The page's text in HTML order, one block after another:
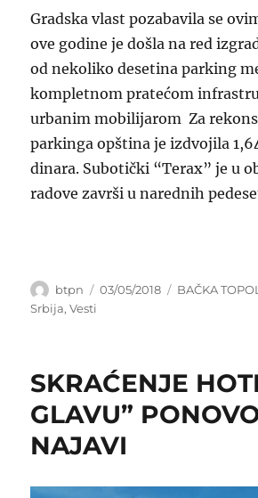
Gradska vlast pozabavila se
ove godine je došla na red
od nekoliko desetina parking
kompletnom pratećom
urbanim mobilijarom Za
parkinga opština je izdvojila
dinara. Subotički “Terax” je u
radove završi u narednih
Author
btpn
Posted
03/05/2018 Categories
BAČKA
Srbija,Vesti
SKRAĆENJE
GLAVU”
NAJAVI